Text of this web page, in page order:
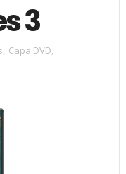
3
, Capa DVD,